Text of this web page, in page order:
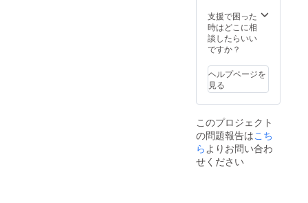
支援で困った
時はどこに相
談したらいい
ですか？
ヘルプページを
見る
このプロジェクト
の問題報告はこち
ら よりお問い合わ
せください